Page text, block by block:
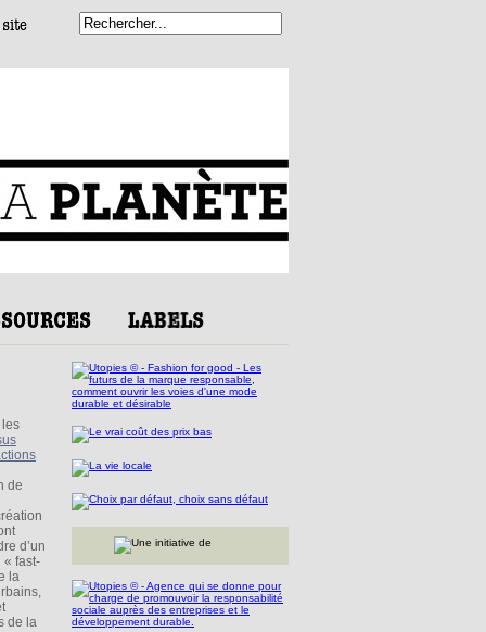
les
de
d’un
« fast-
la
de la